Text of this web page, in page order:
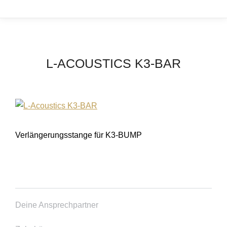
L-ACOUSTICS K3-BAR
Verlängerungsstange für K3-BUMP
Deine Ansprechpartner